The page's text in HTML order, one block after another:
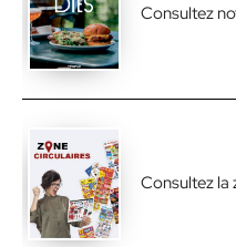
Consultez
Consultez la